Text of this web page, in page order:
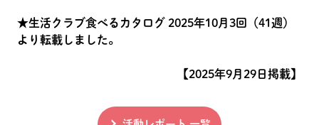
★生活クラブ食べるカタログ 2025年10月3回（41週）
より転載しました。
【2025年9月29日掲載】